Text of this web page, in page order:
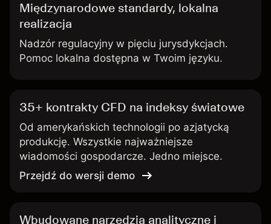
Międzynarodowe standardy, lokalna
realizacja
Nadzór regulacyjny w pięciu jurysdykcjach.
Pomoc lokalna dostępna w Twoim języku.
35+ kontrakty CFD na indeksy światowe
Od amerykańskich technologii po azjatycką
produkcję. Wszystkie najważniejsze
wiadomości gospodarcze. Jedno miejsce.
Przejdź do wersji demo
Wbudowane narzędzia analityczne i